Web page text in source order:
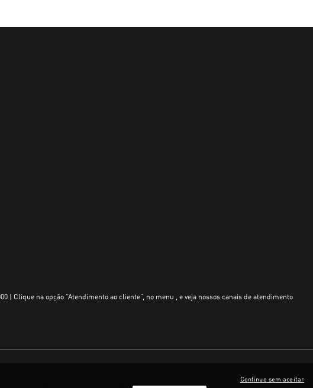
| Clique na opção “Atendimento ao cliente”, no menu , e veja nossos canais de atendimento
Continue sem aceitar